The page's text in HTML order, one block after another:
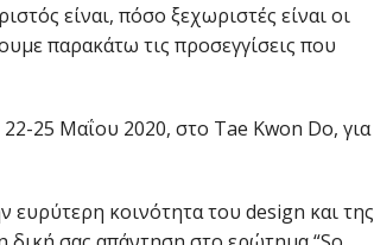
είναι, πόσο ξεχωριστές είναι οι
παρακάτω τις προσεγγίσεις που
22-25 Μαΐου 2020, στο Tae Kwon Do, για
ευρύτερη κοινότητα του design και της